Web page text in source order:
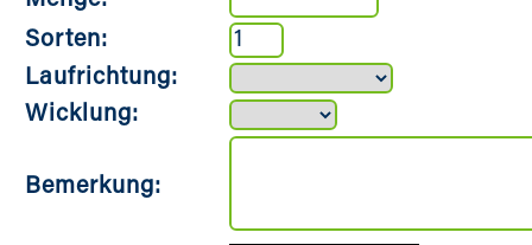
Sorten:
Laufrichtung:
Wicklung:
Bemerkung: